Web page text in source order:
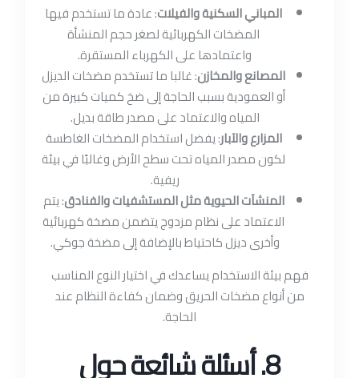
المباني السكنية والفيلات: عادة ما تستخدم فيها
المضخات الكهربائية لصغر حجم المنشأة
واعتمادها على الكهرباء المستقرة.
المصانع والمخازن: غالبا ما تستخدم مضخات الديزل
أو العمودية بسبب الحاجة إلى ضخ كميات كبيرة من
المياه والاعتماد على مصدر طاقة بديل.
المزارع والآبار: يفضل استخدام المضخات الغاطسة
لكون مصدر المياه تحت سطح الأرض وغالبًا في بيئة
ريفية.
المنشآت الحيوية مثل المستشفيات والفنادق: يتم
الاعتماد على نظام مزدوج يتضمن مضخة كهربائية
وأخرى ديزل كاحتياط بالإضافة إلى مضخة جوكي.
فهم بيئة الاستخدام يساعدك في اختيار النوع المناسب
من أنواع مضخات الحريق وضمان كفاءة النظام عند
الحاجة.
8. أسئلة شائعة حول